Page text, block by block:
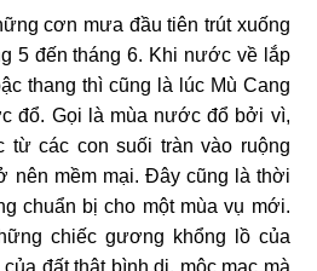
cơn mưa đầu tiên trút xuống
5 đến tháng 6. Khi nước về lắp
thang thì cũng là lúc Mù Cang
đổ. Gọi là mùa nước đổ bởi vì,
từ các con suối tràn vào ruộng
nên mềm mại. Đây cũng là thời
chuẩn bị cho một mùa vụ mới.
chiếc gương khổng lồ của
đất thật bình dị, mộc mạc mà